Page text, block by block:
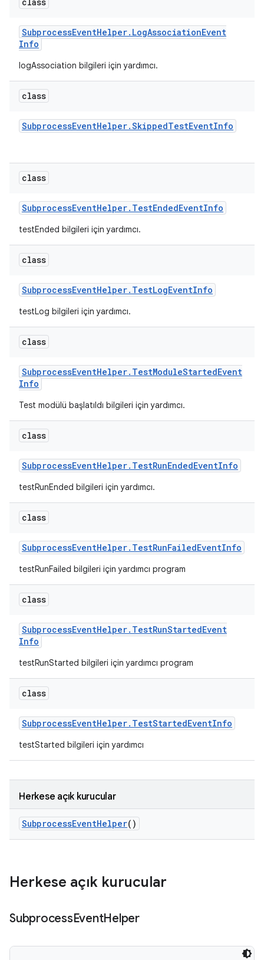
SubprocessEventHelper. LogAssociationEvent
Info
logAssociation bilgileri için yardımcı.
class
SubprocessEventHelper.SkippedTestEventInfo
class
SubprocessEventHelper. TestEndedEventInfo
testEnded bilgileri için yardımcı.
class
SubprocessEventHelper. TestLogEventInfo
testLog bilgileri için yardımcı.
class
SubprocessEventHelper. TestModuleStartedEvent
Info
Test modülü başlatıldı bilgileri için yardımcı.
class
SubprocessEventHelper. TestRunEndedEventInfo
testRunEnded bilgileri için yardımcı.
class
SubprocessEventHelper. TestRunFailedEventInfo
testRunFailed bilgileri için yardımcı program
class
SubprocessEventHelper. TestRunStartedEvent
Info
testRunStarted bilgileri için yardımcı program
class
SubprocessEventHelper. TestStartedEventInfo
testStarted bilgileri için yardımcı
Herkese açık kurucular
SubprocessEventHelper()
Herkese açık kurucular
SubprocessEventHelper